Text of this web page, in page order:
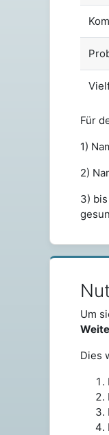
Für
1)
2)
3)
Um
Dies